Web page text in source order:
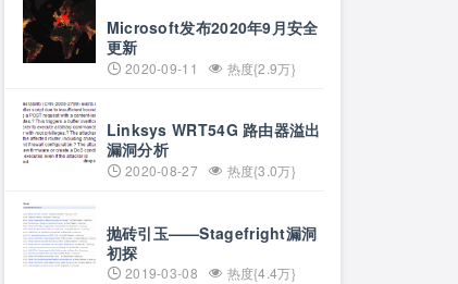
Microsoft发布2020年9月安全
更新
2020-09-11 热度{2.9万}
Linksys WRT54G 路由器溢出
漏洞分析
2020-08-27 热度{3.0万}
抛砖引玉——Stagefright漏洞
初探
2019-03-08 热度{4.4万}